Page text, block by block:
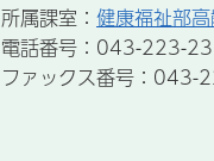
所属課室： 健康福祉部
電話番号：043-223-
ファックス番号：